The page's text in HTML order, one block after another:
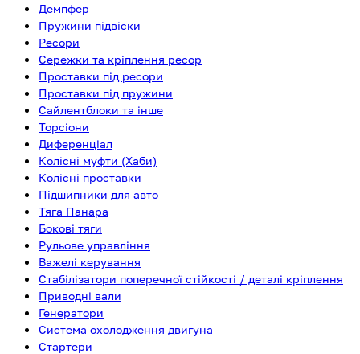
Демпфер
Пружини підвіски
Ресори
Сережки та кріплення ресор
Проставки під ресори
Проставки під пружини
Сайлентблоки та інше
Торсіони
Диференціал
Колісні муфти (Хаби)
Колісні проставки
Підшипники для авто
Тяга Панара
Бокові тяги
Рульове управління
Важелі керування
Стабілізатори поперечної стійкості / деталі кріплення
Приводні вали
Генератори
Система охолодження двигуна
Стартери